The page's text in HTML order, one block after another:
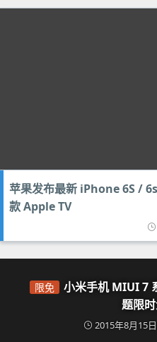
苹果发布最新 iPhone 6S /
款 Apple TV
限免
小米手机 MIUI 7
题限
2015年8月15日